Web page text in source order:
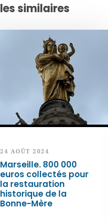
similaires
24 AOÛT 2024
Marseille. 800 000
euros collectés pour
la restauration
historique de la
Bonne-Mère